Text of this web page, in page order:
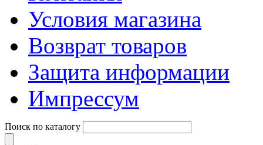
Условия магазина
Возврат товаров
Защита информации
Импрессум
Поиск по каталогу